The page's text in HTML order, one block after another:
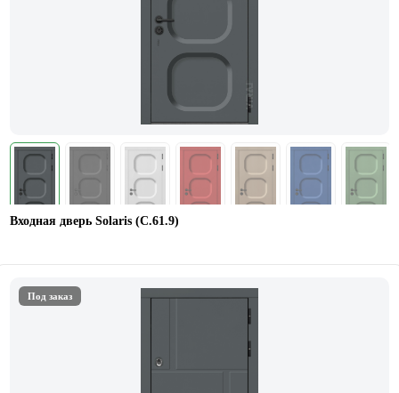
Входная дверь Solaris (С.61.9)
Под заказ